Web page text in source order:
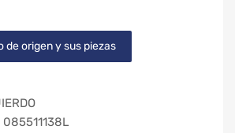
de origen y sus piezas
085511138L